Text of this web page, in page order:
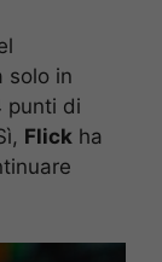
solo in
punti di
Flick ha